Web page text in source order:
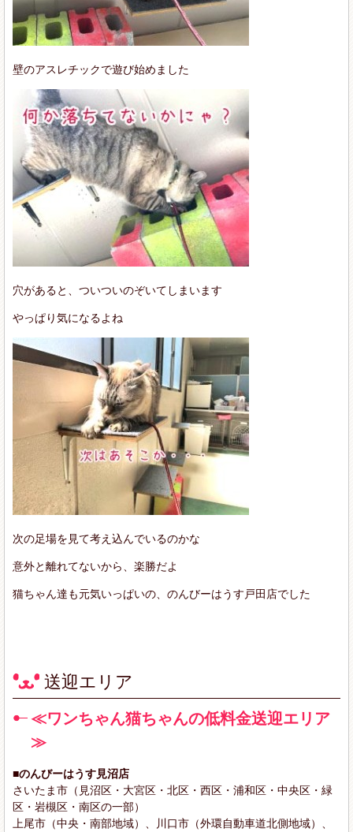
壁のアスレチックで遊び始めました
穴があると、ついついのぞいてしまいます
やっぱり気になるよね
次の足場を見て考え込んでいるのかな
意外と離れてないから、楽勝だよ
猫ちゃん達も元気いっぱいの、のんびーはうす戸田店でした
送迎エリア
≪ワンちゃん猫ちゃんの低料金送迎エリア
≫
■のんびーはうす見沼店
さいたま市（見沼区・大宮区・北区・西区・浦和区・中央区・緑
区・岩槻区・南区の一部）
上尾市（中央・南部地域）、川口市（外環自動車道北側地域）、